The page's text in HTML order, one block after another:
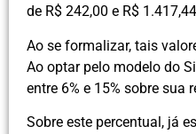
de R$ 242,00 e R$
Ao se formalizar, tais
Ao optar pelo modelo do
entre 6% e 15% sobre sua
Sobre este percentual, já